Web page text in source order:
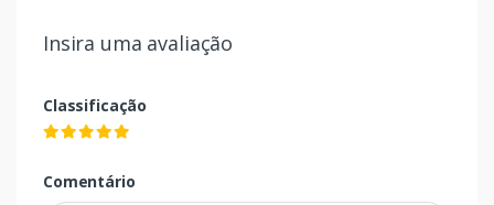
Insira uma avaliação
Classificação
Comentário